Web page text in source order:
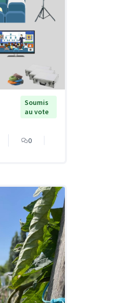
Soumis
au vote
0